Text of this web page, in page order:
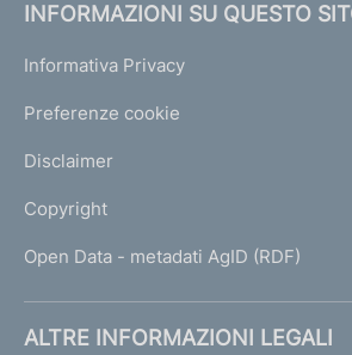
INFORMAZIONI SU QUESTO
Informativa Privacy
Preferenze cookie
Disclaimer
Copyright
Open Data - metadati AgID (RDF)
ALTRE INFORMAZIONI LEGALI